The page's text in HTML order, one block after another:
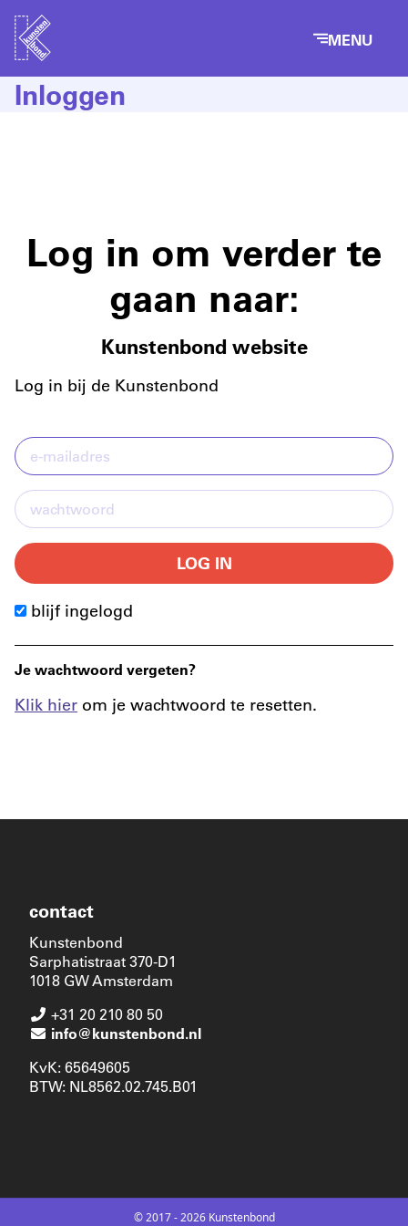
MENU
Inloggen
Log in om verder te
gaan naar:
Kunstenbond website
Log in bij de Kunstenbond
LOG IN
blijf ingelogd
Je wachtwoord vergeten?
Klik hier om je wachtwoord te resetten.
contact
Kunstenbond
Sarphatistraat 370-D1
1018 GW Amsterdam
+31 20 210 80 50
info@kunstenbond.nl
KvK: 65649605
BTW: NL8562.02.745.B01
© 2017 - 2026 Kunstenbond